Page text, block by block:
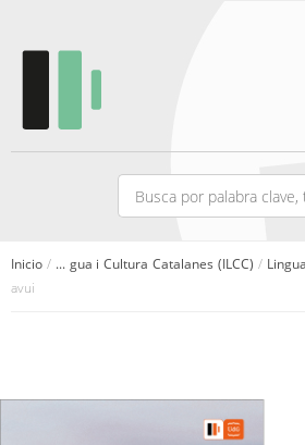
Inicio / ... gua i Cultura Catalanes (ILCC) /
avui